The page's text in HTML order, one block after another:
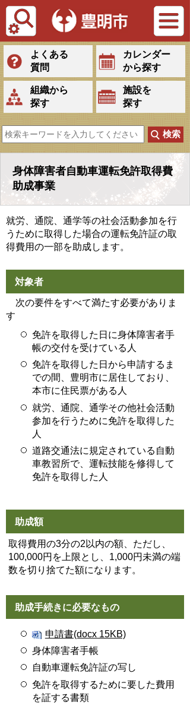
Tiếng Việt
よくある
質問
カレンダー
から探す
組織から
探す
施設を
探す
身体障害者自動車運転免許取得費
助成事業
就労、通院、通学等の社会活動参加を行
うために取得した場合の運転免許証の取
得費用の一部を助成します。
対象者
次の要件をすべて満たす必要がありま
す
免許を取得した日に身体障害者手
帳の交付を受けている人
免許を取得した日から申請するま
での間、豊明市に居住しており、
本市に住民票がある人
就労、通院、通学その他社会活動
参加を行うために免許を取得した
人
道路交通法に規定されている自動
車教習所で、運転技能を修得して
免許を取得した人
助成額
取得費用の3分の2以内の額、ただし、
100,000円を上限とし、1,000円未満の端
数を切り捨てた額になります。
助成手続きに必要なもの
申請書(docx 15KB)
身体障害者手帳
自動車運転免許証の写し
免許を取得するために要した費用
を証する書類